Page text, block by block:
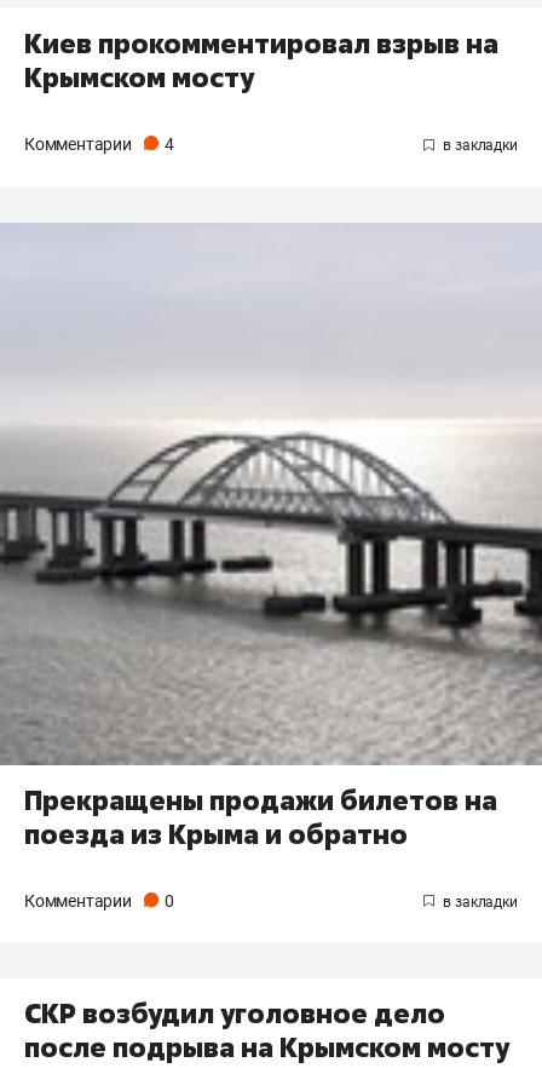
Киев прокомментировал взрыв на
Крымском мосту
Комментарии 4
Прекращены продажи билетов на
поезда из Крыма и обратно
Комментарии 0
СКР возбудил уголовное дело
после подрыва на Крымском мосту